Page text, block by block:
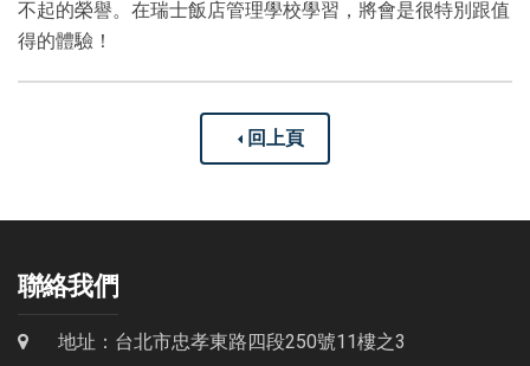
不起的榮譽。在瑞士飯店管理學校學習，將會是很特別跟值
得的體驗！
回上頁
聯絡我們
地址：台北市忠孝東路四段250號11樓之3